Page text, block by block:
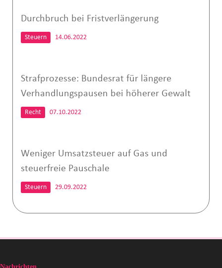
Durchbruch bei Fristverlängerung
Steuern 14.06.2022
Strafprozesse: Bundesrat für längere
Verhandlungspausen bei höherer Gewalt
Recht 07.10.2022
Weniger Umsatzsteuer auf Gas und
steuerfreie Pauschale
Steuern 29.09.2022